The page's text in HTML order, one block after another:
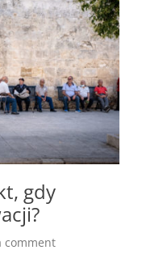
gdy
comment